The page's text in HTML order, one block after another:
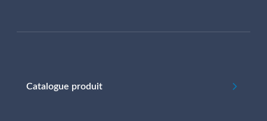
Catalogue produit